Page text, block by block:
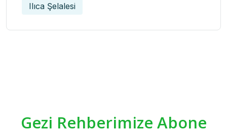
Ilıca Şelalesi
Gezi Rehberimize Abone